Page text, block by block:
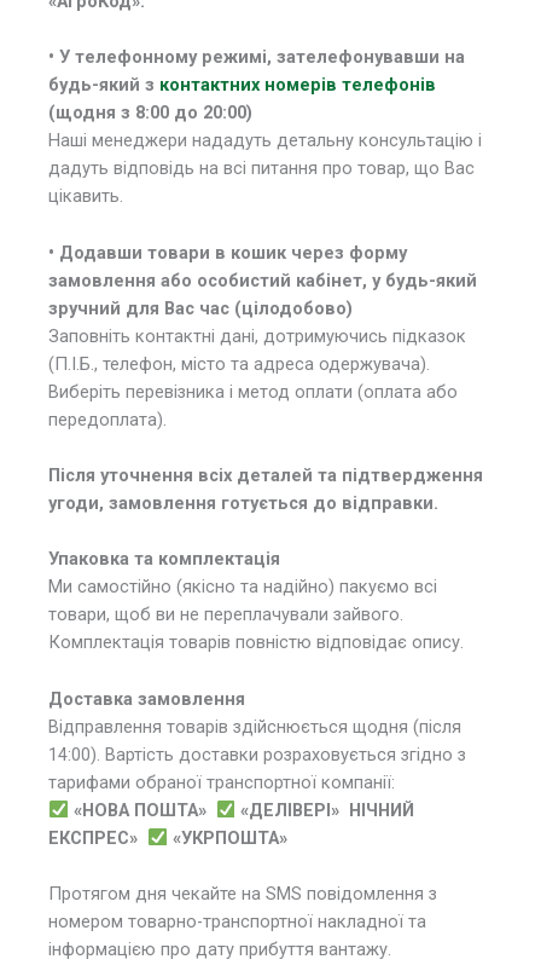
• У телефонному режимі, зателефонувавши на
будь-який з контактних номерів телефонів
(щодня з 8:00 до 20:00)
Наші менеджери нададуть детальну консультацію і
дадуть відповідь на всі питання про товар, що Вас
цікавить.
• Додавши товари в кошик через форму
замовлення або особистий кабінет, у будь-який
зручний для Вас час (цілодобово)
Заповніть контактні дані, дотримуючись підказок
(П.І.Б., телефон, місто та адреса одержувача).
Виберіть перевізника і метод оплати (оплата або
передоплата).
Після уточнення всіх деталей та підтвердження
угоди, замовлення готується до відправки.
Упаковка та комплектація
Ми самостійно (якісно та надійно) пакуємо всі
товари, щоб ви не переплачували зайвого.
Комплектація товарів повністю відповідає опису.
Доставка замовлення
Відправлення товарів здійснюється щодня (після
14:00). Вартість доставки розраховується згідно з
тарифами обраної транспортної компанії:
«НОВА ПОШТА»
«ДЕЛІВЕРІ» НІЧНИЙ
ЕКСПРЕС»
«УКРПОШТА»
Протягом дня чекайте на SMS повідомлення з
номером товарно-транспортної накладної та
інформацією про дату прибуття вантажу.